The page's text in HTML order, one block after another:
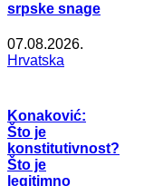
srpske snage
07.08.2026.
Hrvatska
Konaković:
Što je
konstitutivnost?
Što je
legitimno